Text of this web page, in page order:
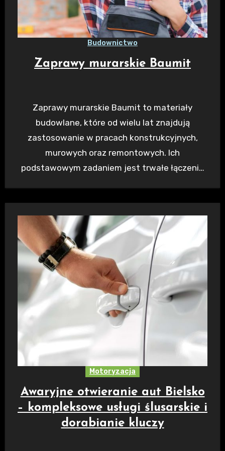
Budownictwo
Zaprawy murarskie Baumit
Zaprawy murarskie Baumit to materiały
budowlane, które od wielu lat znajdują
zastosowanie w pracach konstrukcyjnych,
murowych oraz remontowych. Ich
podstawowym zadaniem jest trwałe łączenie
Motoryzacja
Awaryjne otwieranie aut Bielsko
– kompleksowe usługi ślusarskie i
dorabianie kluczy